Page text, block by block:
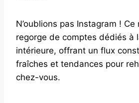
N’oublions pas Instagram ! Ce
regorge de comptes dédiés à
intérieure, offrant un flux
fraîches et tendances pour
chez-vous.